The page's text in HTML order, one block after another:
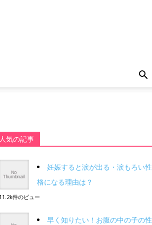
人気の記事
妊娠すると涙が出る・涙もろい性
格になる理由は？
11.2k件のビュー
早く知りたい！お腹の中の子の性